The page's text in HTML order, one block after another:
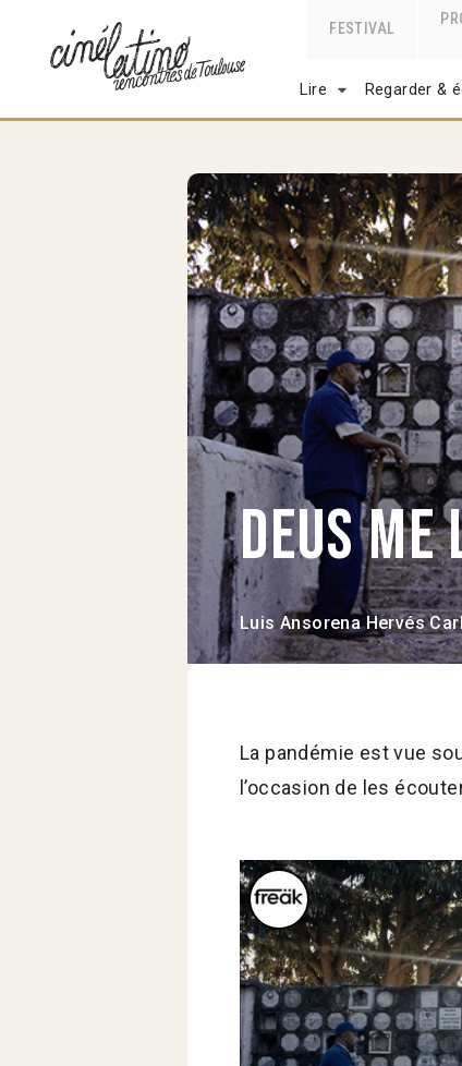
FESTIVAL
Lire Regarder &
Deus
Luis Ansorena Hervés
La pandémie est vue
l’occasion de les